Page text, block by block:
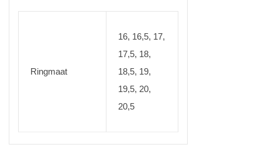
Ringmaat
16, 16,5, 17,
17,5, 18,
18,5, 19,
19,5, 20,
20,5